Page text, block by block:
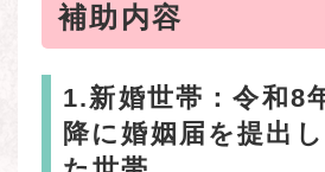
補助内容
1.新婚世帯：令和8
降に婚姻届を提出